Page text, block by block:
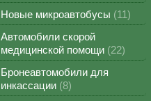
Новые микроавтобусы
11
Автомобили скорой
медицинской помощи 22
Бронеавтомобили для
инкассации 8